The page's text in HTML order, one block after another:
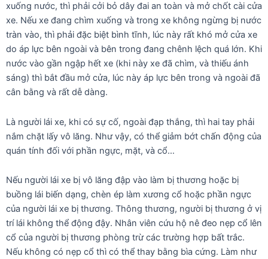
xuống nước, thì phải cởi bỏ dây đai an toàn và mở chốt cài cửa
xe. Nếu xe đang chìm xuống và trong xe không ngừng bị nước
tràn vào, thì phải đặc biệt bình tĩnh, lúc này rất khó mở cửa xe
do áp lực bên ngoài và bên trong đang chênh lệch quá lớn. Khi
nước vào gần ngập hết xe (khi này xe đã chìm, và thiếu ánh
sáng) thì bắt đầu mở cửa, lúc này áp lực bên trong và ngoài đã
cân bằng và rất dễ dàng.
Là người lái xe, khi có sự cố, ngoài đạp thắng, thì hai tay phải
nắm chặt lấy vô lăng. Như vậy, có thể giảm bớt chấn động của
quán tính đối với phần ngực, mặt, và cổ…
Nếu người lái xe bị vô lăng đập vào làm bị thương hoặc bị
buồng lái biến dạng, chèn ép làm xương cổ hoặc phần ngực
của người lái xe bị thương. Thông thương, người bị thương ở vị
trí lái không thể động đậy. Nhân viên cứu hộ nê đeo nẹp cổ lên
cổ của người bị thương phòng trừ các trường hợp bất trắc.
Nếu không có nẹp cổ thì có thể thay bằng bìa cứng. Làm như